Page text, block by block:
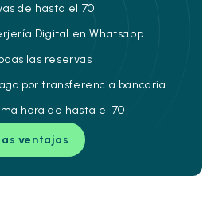
de hasta el 70
Digital en Whatsapp
las reservas
por transferencia bancaria
hora de hasta el 70
ventajas